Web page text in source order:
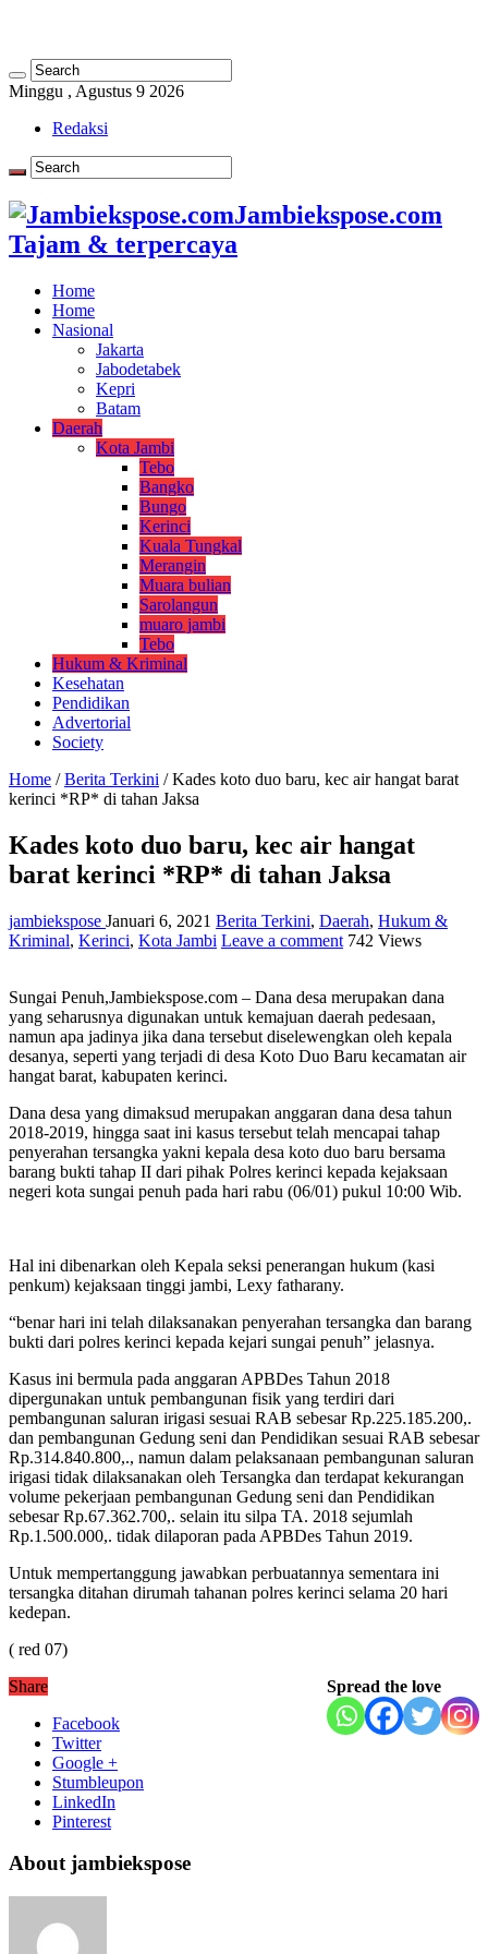
Minggu , Agustus 9 2026
Redaksi
Jambiekspose.com
Tajam & terpercaya
Home
Home
Nasional
Jakarta
Jabodetabek
Kepri
Batam
Daerah
Kota Jambi
Tebo
Bangko
Bungo
Kerinci
Kuala Tungkal
Merangin
Muara bulian
Sarolangun
muaro jambi
Tebo
Hukum & Kriminal
Kesehatan
Pendidikan
Advertorial
Society
Home / Berita Terkini / Kades koto duo baru, kec air hangat barat
kerinci *RP* di tahan Jaksa
Kades koto duo baru, kec air hangat
barat kerinci *RP* di tahan Jaksa
jambiekspose Januari 6, 2021 Berita Terkini, Daerah, Hukum &
Kriminal, Kerinci, Kota Jambi Leave a comment 742 Views
Sungai Penuh,Jambiekspose.com – Dana desa merupakan dana
yang seharusnya digunakan untuk kemajuan daerah pedesaan,
namun apa jadinya jika dana tersebut diselewengkan oleh kepala
desanya, seperti yang terjadi di desa Koto Duo Baru kecamatan air
hangat barat, kabupaten kerinci.
Dana desa yang dimaksud merupakan anggaran dana desa tahun
2018-2019, hingga saat ini kasus tersebut telah mencapai tahap
penyerahan tersangka yakni kepala desa koto duo baru bersama
barang bukti tahap II dari pihak Polres kerinci kepada kejaksaan
negeri kota sungai penuh pada hari rabu (06/01) pukul 10:00 Wib.
Hal ini dibenarkan oleh Kepala seksi penerangan hukum (kasi
penkum) kejaksaan tinggi jambi, Lexy fatharany.
“benar hari ini telah dilaksanakan penyerahan tersangka dan barang
bukti dari polres kerinci kepada kejari sungai penuh” jelasnya.
Kasus ini bermula pada anggaran APBDes Tahun 2018
dipergunakan untuk pembangunan fisik yang terdiri dari
pembangunan saluran irigasi sesuai RAB sebesar Rp.225.185.200,.
dan pembangunan Gedung seni dan Pendidikan sesuai RAB sebesar
Rp.314.840.800,., namun dalam pelaksanaan pembangunan saluran
irigasi tidak dilaksanakan oleh Tersangka dan terdapat kekurangan
volume pekerjaan pembangunan Gedung seni dan Pendidikan
sebesar Rp.67.362.700,. selain itu silpa TA. 2018 sejumlah
Rp.1.500.000,. tidak dilaporan pada APBDes Tahun 2019.
Untuk mempertanggung jawabkan perbuatannya sementara ini
tersangka ditahan dirumah tahanan polres kerinci selama 20 hari
kedepan.
( red 07)
Spread the love
Share
Facebook
Twitter
Google +
Stumbleupon
LinkedIn
Pinterest
About jambiekspose